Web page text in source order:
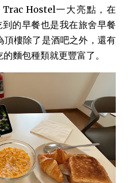
Hostel一大亮點，在
的早餐也是我在旅舍早餐
頂樓除了是酒吧之外，還有
麵包種類就更豐富了。